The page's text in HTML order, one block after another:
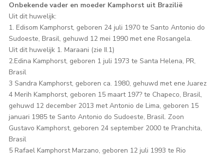
Onbekende vader en moeder Kamphorst uit Brazilië
Uit dit huwelijk:
1. Edisom Kamphorst, geboren 24 juli 1970 te Santo Antonio do
Sudoeste, Brasil, gehuwd 12 mei 1990 met ene Rosangela.
Uit dit huwelijk 1. Maraani (zie II.1)
2.Edina Kamphorst, geboren 1 juli 1973 te Santa Helena, PR,
Brasil
3 Sandra Kamphorst, geboren ca. 1980, gehuwd met ene Juarez
4 Merih Kamphorst, geboren 15 maart 197? te Chapeco, Brasil,
gehuwd 12 december 2013 met Antonio de Lima, geboren 15
januari 1985 te Santo Antonio do Sudoeste, Brasil. Zoon
Gustavo Kamphorst, geboren 24 september 2000 te Pranchita,
Brasil
5 Rafael Kamphorst Marzano, geboren 12 juli 1993 te Rio